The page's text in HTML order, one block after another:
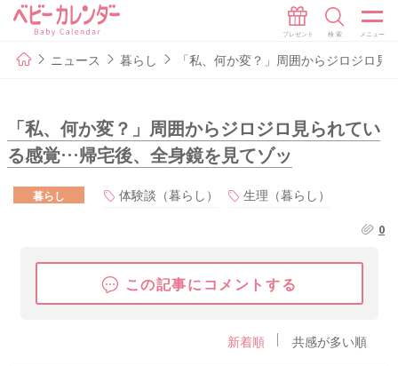
ニュース 暮らし 「私、何か変？」周囲からジロジロ
「私、何か変？」周囲からジロジロ見られてい
る感覚…帰宅後、全身鏡を見てゾッ
暮らし 体験談（暮らし） 生理（暮らし）
0
この記事にコメントする
新着順 共感が多い順